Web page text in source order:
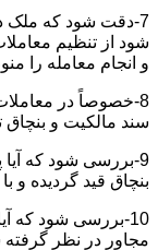
7-دقت شود که ملک
شود از تنظیم
و انجام معامله را
8-خصوصاً در
سند مالکیت و بنچاق
9-بررسی شود که
بنچاق قید گردیده و
10-بررسی شود که
مجاور در نظر گرفته